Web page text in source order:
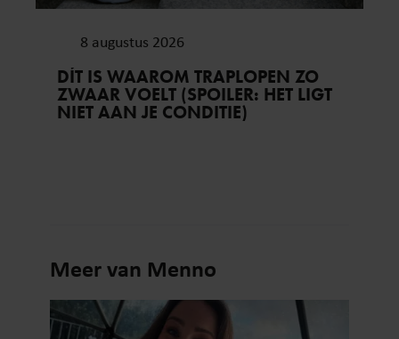
8 augustus 2026
DÍT IS WAAROM TRAPLOPEN ZO
ZWAAR VOELT (SPOILER: HET LIGT
NIET AAN JE CONDITIE)
Meer van Menno